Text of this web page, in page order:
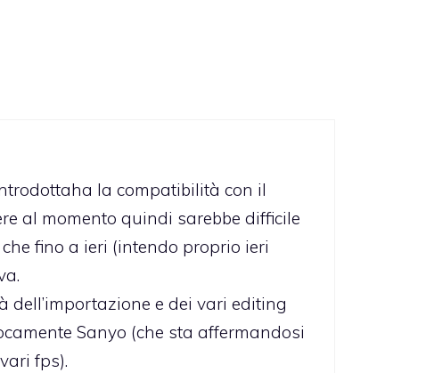
la compatibilità con il
al momento quindi sarebbe difficile
fino a ieri (intendo proprio ieri
dell’importazione e dei vari editing
Sanyo (che sta affermandosi
fps).